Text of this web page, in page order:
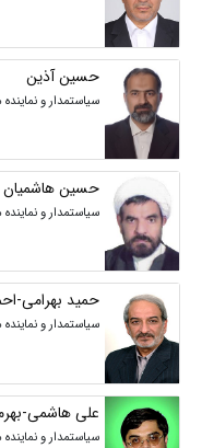
حسین آذین
سیاستمدار و
حسین هاشمیان
سیاستمدار و
حمید بهرامی-
سیاستمدار و
علی هاشمی-
سیاستمدار و